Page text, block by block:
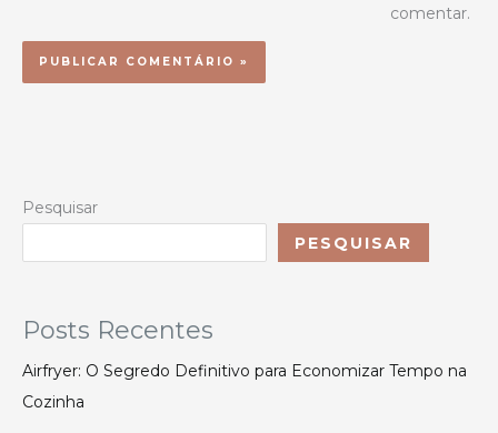
comentar.
Pesquisar
PESQUISAR
Posts Recentes
Airfryer: O Segredo Definitivo para Economizar Tempo na
Cozinha